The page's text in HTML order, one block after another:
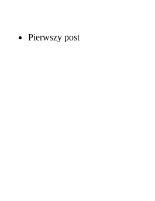
Pierwszy post